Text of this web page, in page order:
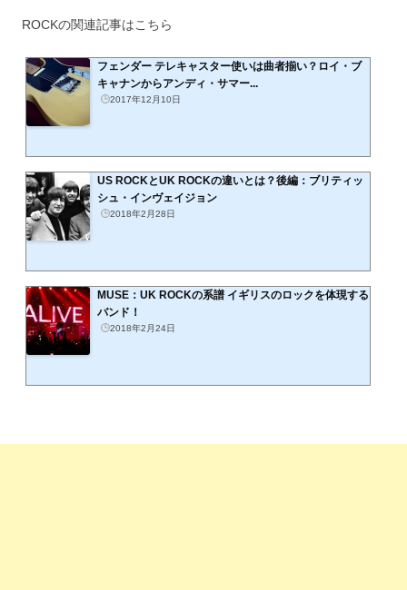
ROCKの関連記事はこちら
フェンダー テレキャスター使いは曲者揃い？ロイ・ブ
キャナンからアンディ・サマー...
2017年12月10日
US ROCKとUK ROCKの違いとは？後編：ブリティッ
シュ・インヴェイジョン
2018年2月28日
MUSE：UK ROCKの系譜 イギリスのロックを体現する
バンド！
2018年2月24日